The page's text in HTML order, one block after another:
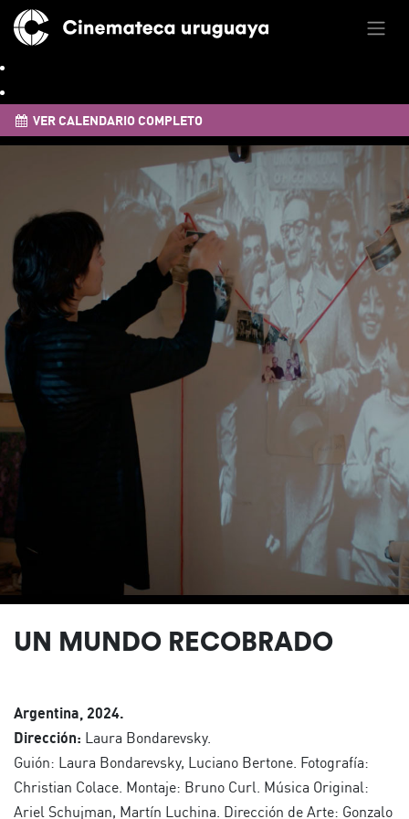
VER CALENDARIO COMPLETO
UN MUNDO RECOBRADO
Argentina, 2024.
Dirección: Laura Bondarevsky.
Guión: Laura Bondarevsky, Luciano Bertone. Fotografía:
Christian Colace. Montaje: Bruno Curl. Música Original:
Ariel Schujman, Martín Luchina. Dirección de Arte: Gonzalo